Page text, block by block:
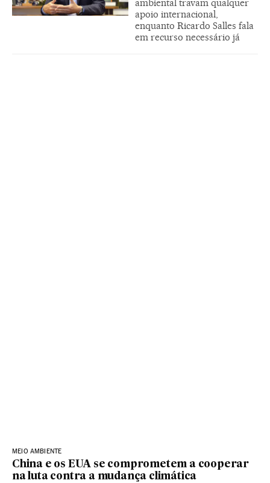
ambiental travam qualquer
apoio internacional,
enquanto Ricardo Salles fala
em recurso necessário já
MEIO AMBIENTE
China e os EUA se comprometem a cooperar
na luta contra a mudança climática